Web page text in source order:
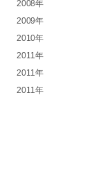
2008年
2009年
2010年
2011年
2011年
2011年